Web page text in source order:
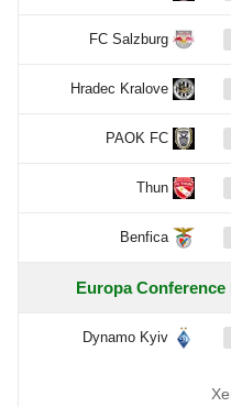
FC Salzburg
Hradec Kralove
PAOK FC
Thun
Benfica
Europa Conference
Dynamo Kyiv